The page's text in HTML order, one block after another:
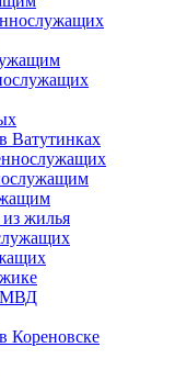
Ватутинках
жилья
МВД
Кореновске